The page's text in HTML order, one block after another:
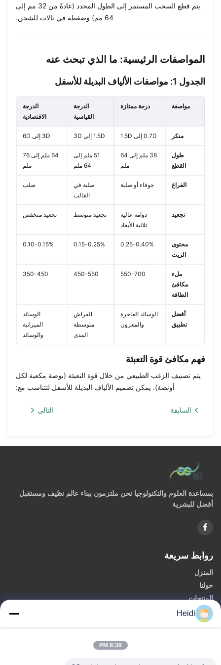
يتم قطع السحب المستمر إلى الطول المحدد (عادةً من 32 مم إلى
64 مم) وضغطه في بالات للشحن.
المواصفات الرئيسية: ما الذي تبحث عنه
الجدول 1: مواصفات الألياف البديلة للأسفل
مواصفة درجة ممتازة
الدرجة
القياسية
الدرجة
الاقتصادية
منكر 0.7D إلى 1.5D 1.5D إلى 3D 3D إلى 6D
طول
القطع
38 ملم إلى 64
ملم
51 ملم إلى
64 ملم
64 ملم إلى 76
ملم
الفراغ جوفاء أو صلبة
صلبة في
الغالب
صلب
تجعيد
دوامة عالية
ثلاثية الأبعاد
تجعيد متوسط تجعيد منخفض
محتوى
الزيت
0.25-0.40%
0.15-0.25%
0.10-0.15%
ملء
مكافئ
الطاقة
550-700
450-550
350-450
أفضل
تطبيق
الوسائد الفاخرة
والمعزون
الفراش
متوسطة
المدى
الوسائد
الميزانية
والوسائد
فهم مكافئ قوة التعبئة
يتم تصنيف الزغب الطبيعي من خلال قوة التعبئة (بوصة مكعبة لكل
أونصة). يمكن تصميم الألياف البديلة للأسفل لتتناسب مع:
السابقة التالي
بمساعدة العلوم والتكنولوجيا نحن ملتزمون ببناء عالم نظيف ومستقبل
أفضل للبشرية
روابط سريعة
المنزل
حولنا
المنتجات
اتصل بنا
البوليستر الألياف الغذائية الأساسية
Heidi
8:39 PM